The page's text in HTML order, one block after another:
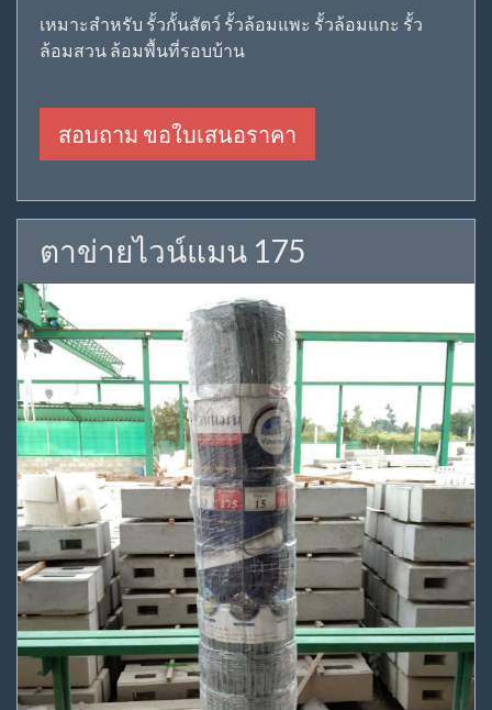
เหมาะสำหรับ รั้วกั้นสัตว์ รั้วล้อมแพะ รั้วล้อมแกะ รั้ว
ล้อมสวน ล้อมพื้นที่รอบบ้าน
สอบถาม ขอใบเสนอราคา
ตาข่ายไวน์แมน 175